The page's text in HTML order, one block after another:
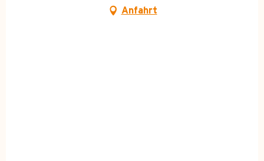
Anfahrt